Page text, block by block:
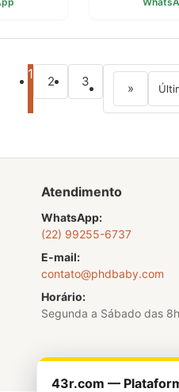
1 2 3 »
Atendimento
WhatsApp:
(22) 99255-6737
E-mail:
contato@phdbaby.com
Horário:
Segunda a Sábado das
43r.com —